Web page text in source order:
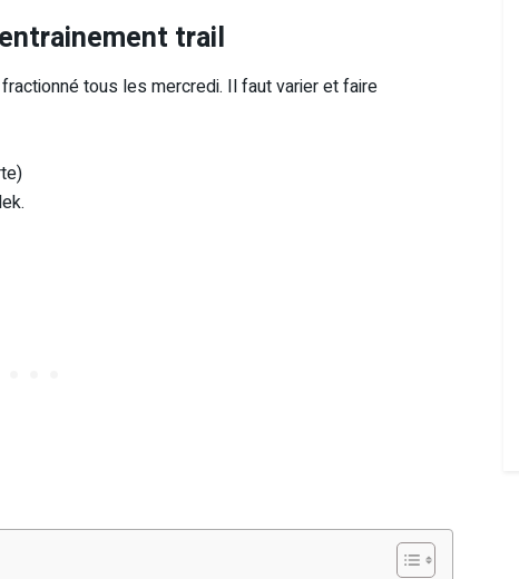
trail
tous les mercredi. Il faut varier et faire